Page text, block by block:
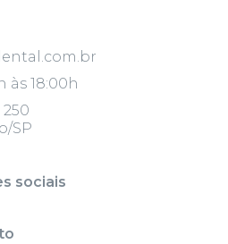
às 18:00h
SP
sociais